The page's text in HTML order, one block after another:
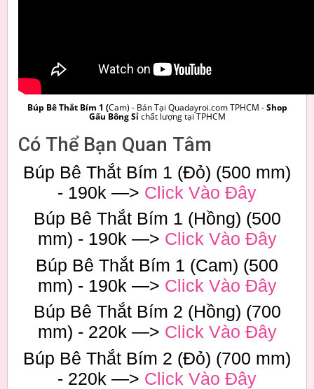
Búp Bê Thắt Bím 1 (Cam) - Bán Tại Quadayroi.com TPHCM -Shop
Gấu Bông Sỉchất lượng tại TPHCM
Có Thể Bạn Quan Tâm
Búp Bê Thắt Bím 1 (Đỏ) (500 mm)
- 190k —> Click Vào Đây
Búp Bê Thắt Bím 1 (Hồng) (500
mm) - 190k —> Click Vào Đây
Búp Bê Thắt Bím 1 (Cam) (500
mm) - 190k —> Click Vào Đây
Búp Bê Thắt Bím 2 (Hồng) (700
mm) - 220k —> Click Vào Đây
Búp Bê Thắt Bím 2 (Đỏ) (700 mm)
- 220k —> Click Vào Đây